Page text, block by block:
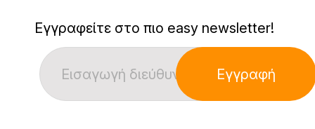
Εγγραφείτε στο πιο easy newsletter!
Εγγραφή